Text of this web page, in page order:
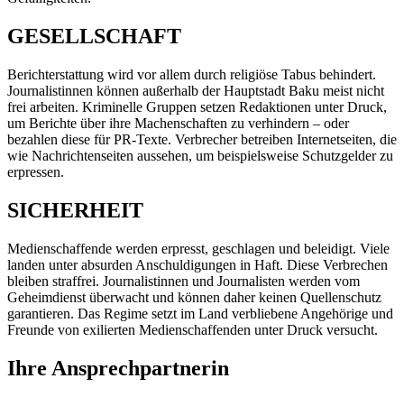
GESELLSCHAFT
Berichterstattung wird vor allem durch religiöse Tabus behindert.
Journalistinnen können außerhalb der Hauptstadt Baku meist nicht
frei arbeiten. Kriminelle Gruppen setzen Redaktionen unter Druck,
um Berichte über ihre Machenschaften zu verhindern – oder
bezahlen diese für PR-Texte. Verbrecher betreiben Internetseiten, die
wie Nachrichtenseiten aussehen, um beispielsweise Schutzgelder zu
erpressen.
SICHERHEIT
Medienschaffende werden erpresst, geschlagen und beleidigt. Viele
landen unter absurden Anschuldigungen in Haft. Diese Verbrechen
bleiben straffrei. Journalistinnen und Journalisten werden vom
Geheimdienst überwacht und können daher keinen Quellenschutz
garantieren. Das Regime setzt im Land verbliebene Angehörige und
Freunde von exilierten Medienschaffenden unter Druck versucht.
Ihre Ansprechpartnerin